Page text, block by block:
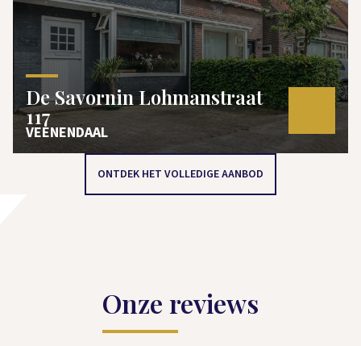
De Savornin Lohmanstraat
117
VEENENDAAL
ONTDEK HET VOLLEDIGE AANBOD
Onze reviews